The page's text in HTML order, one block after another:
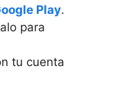
Play.
⁢para
tu cuenta